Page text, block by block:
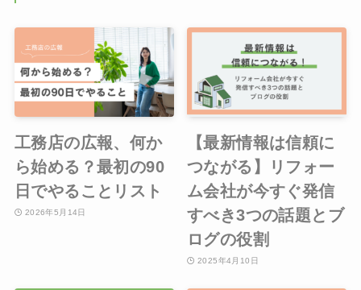
工務店の広報、何か
ら始める？最初の90
日でやることリスト
2026年5月14日
【最新情報は信頼に
つながる】リフォー
ム会社が今すぐ発信
すべき3つの話題とブ
ログの役割
2025年4月10日